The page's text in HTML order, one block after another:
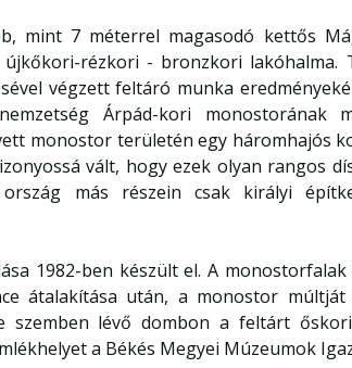
mint 7 méterrel magasodó kettős
rézkori - bronzkori lakóhalma.
végzett feltáró munka
Árpád-kori monostorának
monostor területén egy háromhajós
vált, hogy ezek olyan rangos
más részein csak királyi
1982-ben készült el. A
átalakítása után, a monostor
lévő dombon a feltárt
a Békés Megyei Múzeumok